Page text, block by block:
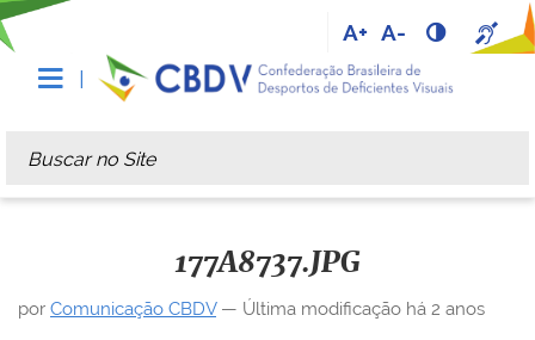
A+ A-
Busca
Busca Avançada…
177A8737.JPG
por Comunicação CBDV— Última modificação há 2 anos